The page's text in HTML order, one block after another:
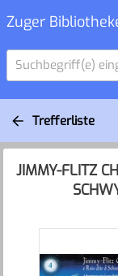
Zuger
Suchbegriff(e)
Trefferliste
JIMMY-FLITZ